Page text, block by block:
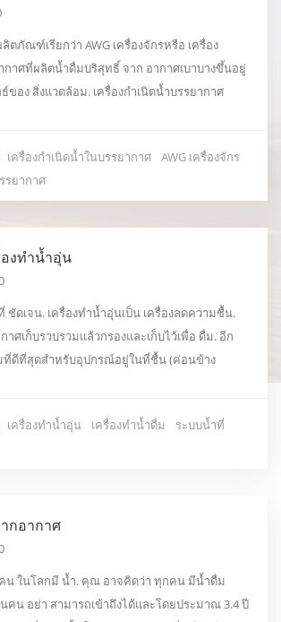
ตภัณฑ์เรียกว่า AWG เครื่องจักรหรือ เครื่อง
กาศที่ผลิตน้ำดื่มบริสุทธิ์ จาก อากาศเบาบางขึ้นอยู่
อง สิ่งแวดล้อม. เครื่องกำเนิดน้ำบรรยากาศ
มาณ 50%. นี้ เครื่องผลิตน้ำได้เพียงพอแม้
กนี้ยั...
เครื่องกำเนิดน้ำในบรรยากาศ
AWG เครื่องจักร
รยากาศ
งทำน้ำอุ่น
ชัดเจน. เครื่องทำน้ำอุ่นเป็น เครื่องลดความชื้น.
ศเก็บรวบรวมแล้วกรองและเก็บไว้เพื่อ ดื่ม. อีก
ที่ดีที่สุดสำหรับอุปกรณ์อยู่ในที่ชื้น (ค่อนข้าง
ร์บอนตัวกรองแร่และ Filmtec รีเวิร์สออสโมซิส
อร์เฟ...
เครื่องทำน้ำอุ่น เครื่องทำน้ำดื่ม
ระบบน้ำที่
กอากาศ
น ในโลกมี น้ำ. คุณ อาจคิดว่า ทุกคน มีน้ำดื่ม
คน อย่า สามารถเข้าถึงได้และโดยประมาณ 3.4 ปี